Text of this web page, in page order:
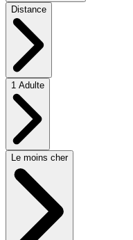
Distance
1 Adulte
Le moins cher